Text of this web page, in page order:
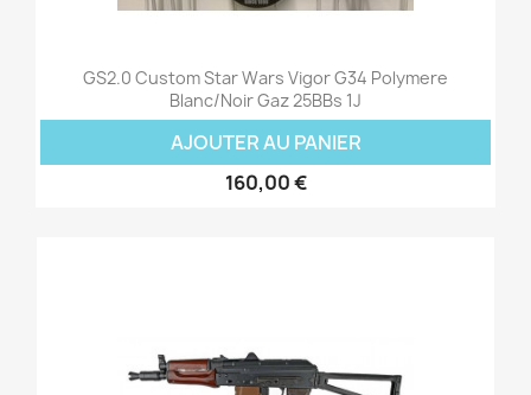
GS2.0 Custom Star Wars Vigor G34 Polymere
Blanc/Noir Gaz 25BBs 1J
AJOUTER AU PANIER
160,00 €